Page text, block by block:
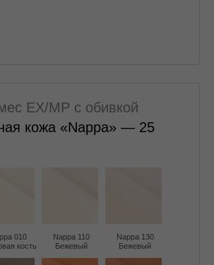
EX/MP с обивкой
кожа «Nappa» — 25
010
кость
Nappa 110
Бежевый
Nappa 130
Бежевый